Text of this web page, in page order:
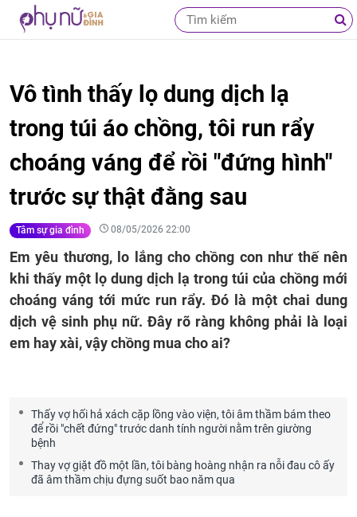
Vô tình thấy lọ dung dịch lạ
trong túi áo chồng, tôi run rẩy
choáng váng để rồi "đứng hình"
trước sự thật đằng sau
Tâm sự gia đình 08/05/2026 22:00
Em yêu thương, lo lắng cho chồng con như thế nên
khi thấy một lọ dung dịch lạ trong túi của chồng mới
choáng váng tới mức run rẩy. Đó là một chai dung
dịch vệ sinh phụ nữ. Đây rõ ràng không phải là loại
em hay xài, vậy chồng mua cho ai?
Thấy vợ hối hả xách cặp lồng vào viện, tôi âm thầm bám theo
để rồi "chết đứng" trước danh tính người nằm trên giường
bệnh
Thay vợ giặt đồ một lần, tôi bàng hoàng nhận ra nỗi đau cô ấy
đã âm thầm chịu đựng suốt bao năm qua